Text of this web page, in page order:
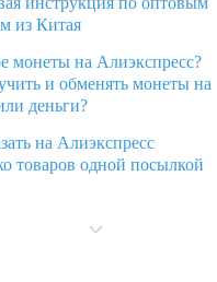
из Китая
монеты на Алиэкспресс?
и обменять монеты на
деньги?
на Алиэкспресс
товаров одной посылкой
и что делать?